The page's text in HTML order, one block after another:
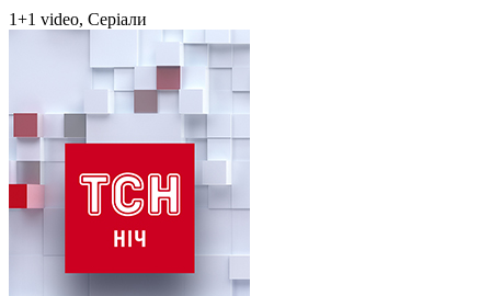
1+1 video, Серіали